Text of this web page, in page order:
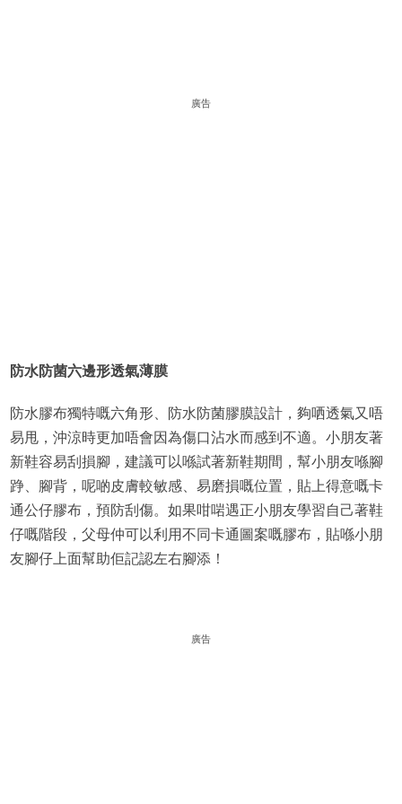
廣告
防水防菌六邊形透氣薄膜
防水膠布獨特嘅六角形、防水防菌膠膜設計，夠哂透氣又唔
易甩，沖涼時更加唔會因為傷口沾水而感到不適。小朋友著
新鞋容易刮損腳，建議可以喺試著新鞋期間，幫小朋友喺腳
踭、腳背，呢啲皮膚較敏感、易磨損嘅位置，貼上得意嘅卡
通公仔膠布，預防刮傷。如果咁啱遇正小朋友學習自己著鞋
仔嘅階段，父母仲可以利用不同卡通圖案嘅膠布，貼喺小朋
友腳仔上面幫助佢記認左右腳添！
廣告